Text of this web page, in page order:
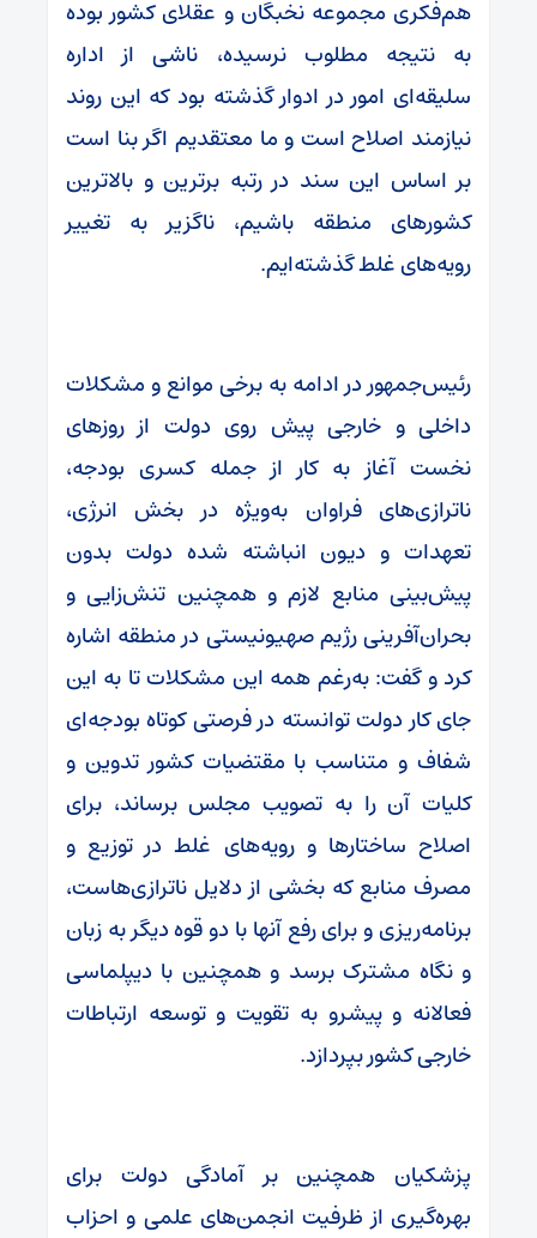
هم‌فکری مجموعه نخبگان و عقلای کشور بوده
به نتیجه مطلوب نرسیده، ناشی از اداره
سلیقه‌ای امور در ادوار گذشته بود که این روند
نیازمند اصلاح است و ما معتقدیم اگر بنا است
بر اساس این سند در رتبه برترین و بالاترین
کشور‌های منطقه باشیم، ناگزیر به تغییر
رویه‌های غلط گذشته‌ایم.
رئیس‌جمهور در ادامه به برخی موانع و مشکلات
داخلی و خارجی پیش ‌روی دولت از روز‌های
نخست آغاز به کار از جمله کسری بودجه،
ناترازی‌های فراوان به‌ویژه در بخش انرژی،
تعهدات و دیون انباشته شده دولت بدون
پیش‌بینی منابع لازم و همچنین تنش‌زایی و
بحران‌آفرینی رژیم صهیونیستی در منطقه اشاره
کرد و گفت: به‌رغم همه این مشکلات تا به این
جای کار دولت توانسته در فرصتی کوتاه بودجه‌ای
شفاف و متناسب با مقتضیات کشور تدوین و
کلیات آن را به تصویب مجلس برساند، برای
اصلاح ساختار‌ها و رویه‌های غلط در توزیع و
مصرف منابع که بخشی از دلایل ناترازی‌هاست،
برنامه‌ریزی و برای رفع آنها با دو قوه دیگر به زبان
و نگاه مشترک برسد و همچنین با دیپلماسی
فعالانه و پیشرو به تقویت و توسعه ارتباطات
خارجی کشور بپردازد.
پزشکیان همچنین بر آمادگی دولت برای
بهره‌گیری از ظرفیت انجمن‌های علمی و احزاب